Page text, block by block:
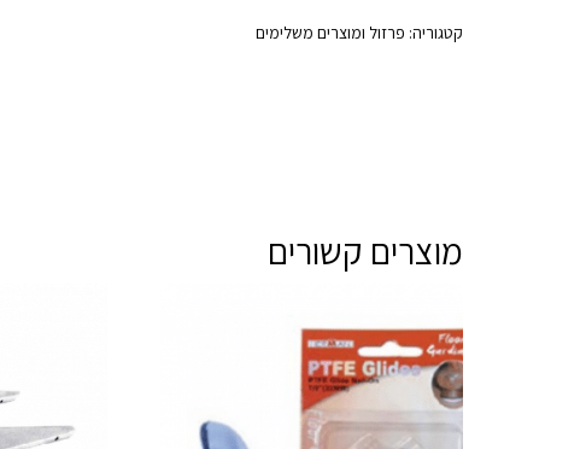
קטגוריה: פרזול ומוצרים משלימים
מוצרים קשורים